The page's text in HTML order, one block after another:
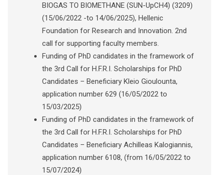
BIOGAS TO BIOMETHANE (SUN-UpCH4) (3209)
(15/06/2022 -to 14/06/2025), Hellenic
Foundation for Research and Innovation. 2nd
call for supporting faculty members.
Funding of PhD candidates in the framework of
the 3rd Call for H.F.R.I. Scholarships for PhD
Candidates – Beneficiary Kleio Gioulounta,
application number 629 (16/05/2022 to
15/03/2025)
Funding of PhD candidates in the framework of
the 3rd Call for H.F.R.I. Scholarships for PhD
Candidates – Beneficiary Achilleas Kalogiannis,
application number 6108, (from 16/05/2022 to
15/07/2024)